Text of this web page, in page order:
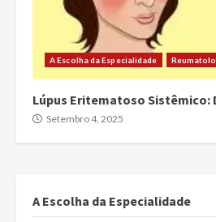
A Escolha da Especialidade
Lúpus Eritematoso Sistêmico:
Setembro 4, 2025
A Escolha da Especialidade